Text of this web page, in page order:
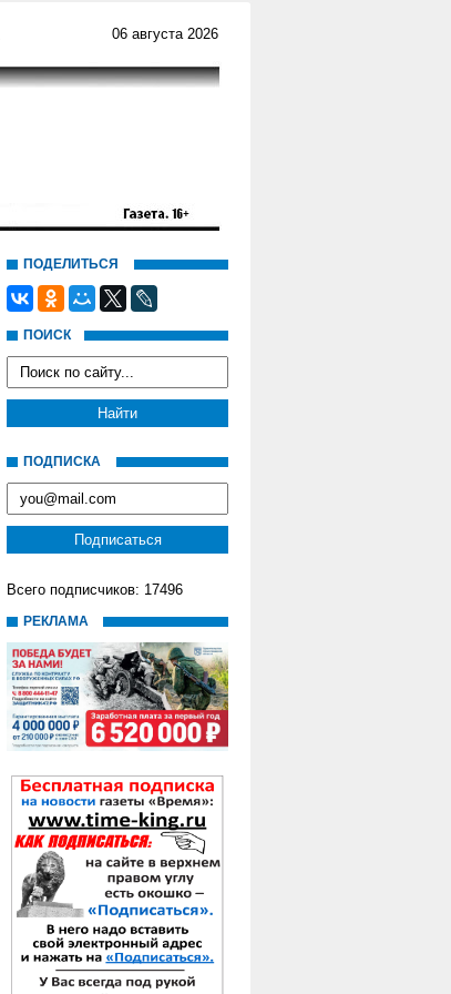
06 августа 2026
ПОДЕЛИТЬСЯ
ПОИСК
ПОДПИСКА
Всего подписчиков: 17496
РЕКЛАМА